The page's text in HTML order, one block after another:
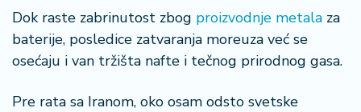
Dok raste zabrinutost zbog proizvodnje metala za
baterije, posledice zatvaranja moreuza već se
osećaju i van tržišta nafte i tečnog prirodnog gasa.
Pre rata sa Iranom, oko osam odsto svetske